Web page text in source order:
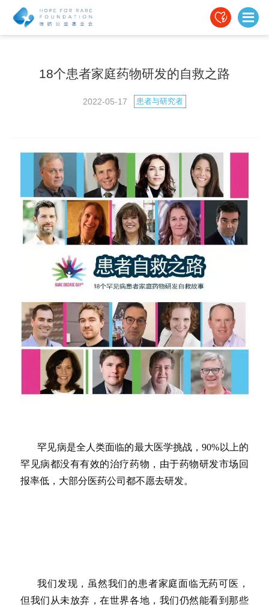
18个患者家庭药物研发的自救之路
2022-05-17 患者与研究者
罕见病是全人类面临的最大医学挑战，90%以上的
罕见病都没有有效的治疗药物，由于药物研发市场回
报率低，大部分医药公司都不愿去研发。
我们发现，虽然我们的患者家庭面临无药可医，
但我们从未放弃，在世界各地，我们仍然能看到那些